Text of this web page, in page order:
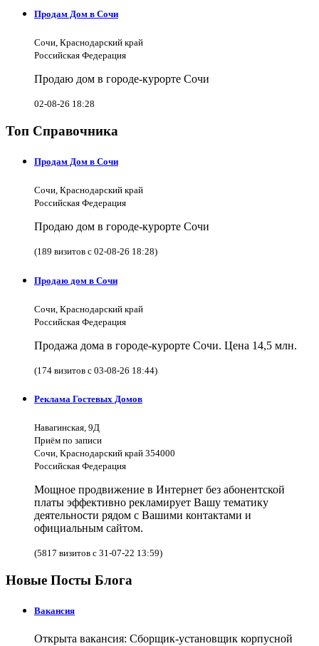
Продам Дом в Сочи
Сочи, Краснодарский край
Российская Федерация
Продаю дом в городе-курорте Сочи
02-08-26 18:28
Топ Справочника
Продам Дом в Сочи
Сочи, Краснодарский край
Российская Федерация
Продаю дом в городе-курорте Сочи
(189 визитов с 02-08-26 18:28)
Продаю дом в Сочи
Сочи, Краснодарский край
Российская Федерация
Продажа дома в городе-курорте Сочи. Цена 14,5 млн.
(174 визитов с 03-08-26 18:44)
Реклама Гостевых Домов
Навагинская, 9Д
Приём по записи
Сочи, Краснодарский край 354000
Российская Федерация
Мощное продвижение в Интернет без абонентской
платы эффективно рекламирует Вашу тематику
деятельности рядом с Вашими контактами и
официальным сайтом.
(5817 визитов с 31-07-22 13:59)
Новые Посты Блога
Вакансия
Открыта вакансия: Сборщик-установщик корпусной